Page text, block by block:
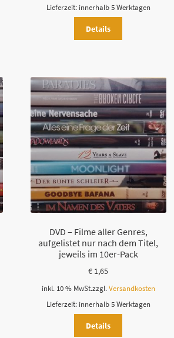
Lieferzeit: innerhalb 5 Werktagen
Details
DVD – Filme aller Genres,
aufgelistet nur nach dem Titel,
jeweils im 10er-Pack
€ 1,65
inkl. 10 % MwSt.zzgl. Versandkosten
Lieferzeit: innerhalb 5 Werktagen
Details